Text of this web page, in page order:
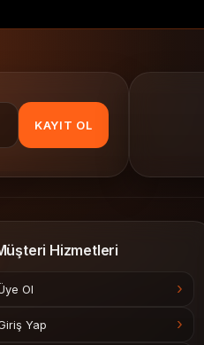
KAYIT OL
Hizmetleri
Ol
Yap